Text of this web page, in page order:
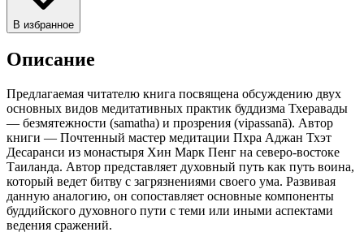
В избранное
Описание
Предлагаемая читателю книга посвящена обсуждению двух
основных видов медитативных практик буддизма Тхеравады
— безмятежности (samatha) и прозрения (vipassanā). Автор
книги — Почтенный мастер медитации Пхра Аджан Тхэт
Десаранси из монастыря Хин Марк Пенг на северо-востоке
Таиланда. Автор представляет духовный путь как путь воина,
который ведет битву с загрязнениями своего ума. Развивая
данную аналогию, он сопоставляет основные компоненты
буддийского духовного пути с теми или иными аспектами
ведения сражений.